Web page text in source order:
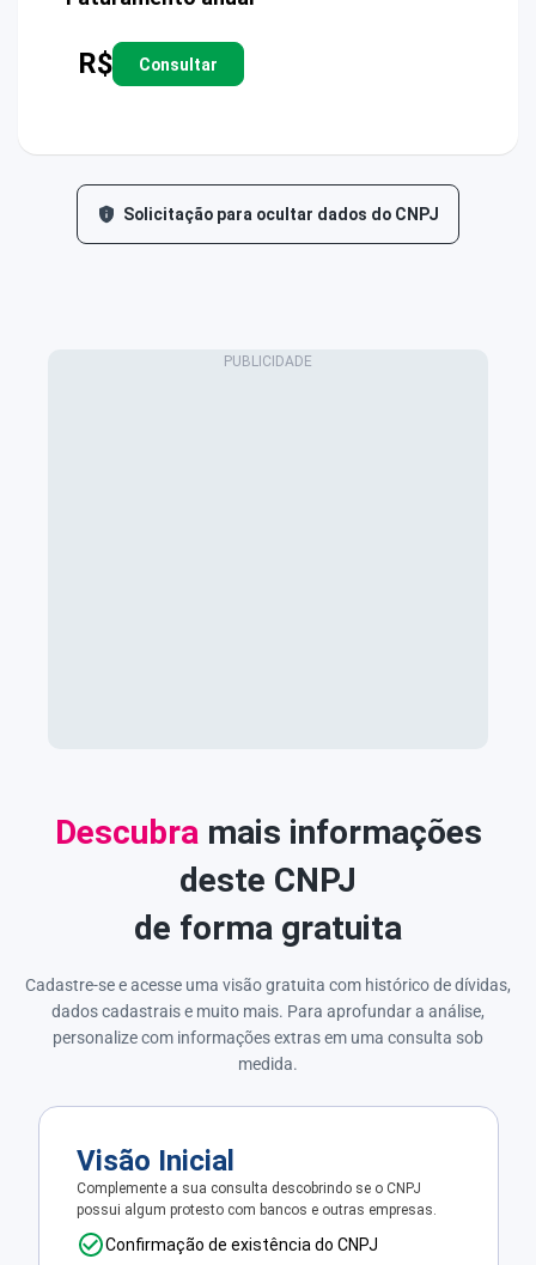
R$ Consultar
Solicitação para ocultar dados do CNPJ
Descubra mais informações
deste CNPJ
de forma gratuita
Cadastre-se e acesse uma visão gratuita com histórico de dívidas,
dados cadastrais e muito mais. Para aprofundar a análise,
personalize com informações extras em uma consulta sob
medida.
Visão Inicial
Complemente a sua consulta descobrindo se o CNPJ
possui algum protesto com bancos e outras empresas.
Confirmação de existência do CNPJ